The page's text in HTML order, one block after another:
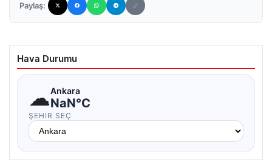
Paylaş:
Hava Durumu
☁Ankara
NaN°C
ŞEHIR SEÇ